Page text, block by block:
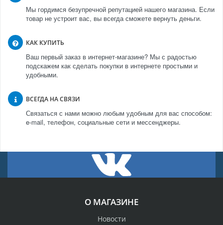
Мы гордимся безупречной репутацией нашего магазина. Если
товар не устроит вас, вы всегда сможете вернуть деньги.
КАК КУПИТЬ
Ваш первый заказ в интернет-магазине? Мы с радостью
подскажем как сделать покупки в интернете простыми и
удобными.
ВСЕГДА НА СВЯЗИ
Связаться с нами можно любым удобным для вас способом:
e-mail, телефон, социальные сети и мессенджеры.
О МАГАЗИНЕ
Новости